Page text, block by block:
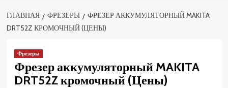
ГЛАВНАЯ ФРЕЗЕРЫ
ФРЕЗЕР АККУМУЛЯТОРНЫЙ MAKITA
DRT52Z КРОМОЧНЫЙ (ЦЕНЫ)
Фрезеры
Фрезер аккумуляторный MAKITA
DRT52Z кромочный (Цены)